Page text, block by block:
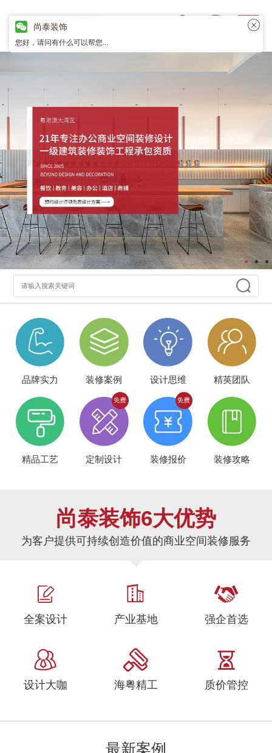
品牌实力 装修案例 设计思维 精英团队
精品工艺 定制设计 装修报价 装修攻略
尚泰装饰6大优势
为客户提供可持续创造价值的商业空间装修服务
全案设计 产业基地 强企首选
设计大咖 海粤精工 质价管控
最新案例
尚泰装饰
您好，请问有什么可以帮您...